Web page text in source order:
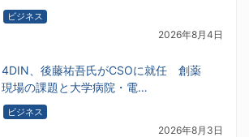
ビジネス
2026年8月4日
4DIN、後藤祐吾氏がCSOに就任 創薬
現場の課題と大学病院・電…
ビジネス
2026年8月3日